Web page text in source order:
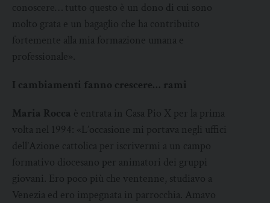
conoscere… tutto questo è un dono di cui sono
molto grata e un bagaglio che ha contribuito
fortemente alla mia formazione umana e
professionale».
I cambiamenti fanno crescere… rami
Maria Rocca è entrata in Casa Pio X per la prima
volta nel 1994: «L’occasione mi portava negli uffici
dell’Azione cattolica per iscrivermi a un campo
formativo diocesano per animatori dei gruppi
giovani. Ero poco più che ventenne, studiavo a
Venezia ed ero impegnata in parrocchia. Amavo